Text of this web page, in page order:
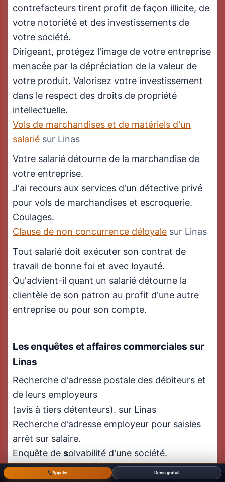
contrefacteurs tirent profit de façon illicite, de
votre notoriété et des investissements de
votre société.
Dirigeant, protégez l'image de votre entreprise
menacée par la dépréciation de la valeur de
votre produit. Valorisez votre investissement
dans le respect des droits de propriété
intellectuelle.
Vols de marchandises et de matériels d'un
salarié sur Linas
Votre salarié détourne de la marchandise de
votre entreprise.
J'ai recours aux services d'un détective privé
pour vols de marchandises et escroquerie.
Coulages.
Clause de non concurrence déloyale sur Linas
Tout salarié doit exécuter son contrat de
travail de bonne foi et avec loyauté.
Qu'advient-il quant un salarié détourne la
clientèle de son patron au profit d'une autre
entreprise ou pour son compte.
Les enquêtes et affaires commerciales sur
Linas
Recherche d'adresse postale des débiteurs et
de leurs employeurs
(avis à tiers détenteurs). sur Linas
Recherche d'adresse employeur pour saisies
arrêt sur salaire.
Enquête de solvabilité d'une société.
Créanciers impayés, recourez aux services
Appeler Devis gratuit